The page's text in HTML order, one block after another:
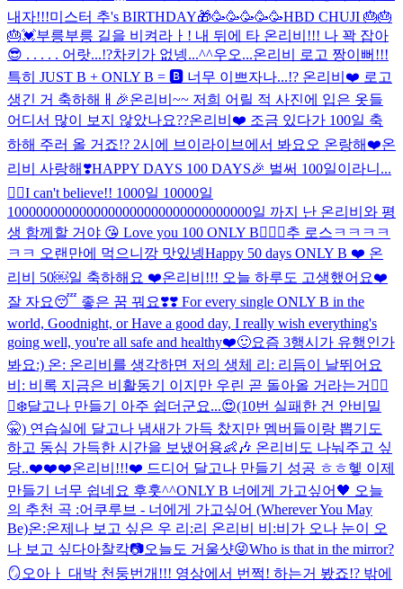
내자!!!미스터 추's BIRTHDAY🎁🥳🥳🥳🥳🥳HBD CHUJI 🎂🎂
🎂💓부릉부릉 길을 비켜라ㅏ! 내 뒤에 타 온리비!!! 나 꽉 잡아
😎 . . . . . 어랏...!?차키가 없넹...^^우오...온리비 로고 짱이뻐!!!
특히 JUST B + ONLY B = 🅱️ 너무 이쁘자나...!? 온리비❤️ 로고
생긴 거 축하해ㅐ🎉온리비~~ 저희 어릴 적 사진에 입은 옷들
어디서 많이 보지 않았나요??온리비❤️ 조금 있다가 100일 축
하해 주러 올 거죠!? 2시에 브이라이브에서 봐요오 온랑해❤️온
리비 사랑해❣️HAPPY DAYS 100 DAYS🎉 벌써 100일이라니...
❤️‍🔥I can't believe!! 1000일 10000일
1000000000000000000000000000000000일 까지 난 온리비와 평
생 함께할 거야 😘 Love you 100 ONLY B❤️‍🔥💯추 로스ㅋㅋㅋㅋ
ㅋㅋ 오랜만에 먹으니깡 맛있넹Happy 50 days ONLY B ❤️ 온
리비 50￼일 축하해요 ❤️온리비!!! 오늘 하루도 고생했어요❤️
잘 자요😴 좋은 꿈 꿔요❣️❣️ For every single ONLY B in the
world, Goodnight, or Have a good day, I really wish everything's
going well, you're all safe and healthy❤️🙂요즘 3행시가 유행인가
봐요:) 온: 온리비를 생각하면 저의 생체 리: 리듬이 날뛰어요
비: 비록 지금은 비활동기 이지만 우린 곧 돌아올 거라는거❤️‍🔥
🐻‍❄️달고나 만들기 아주 쉽더군요...😍(10번 실패한 건 안비밀
🤫) 연습실에 달고나 냄새가 가득 찼지만 멤버들이랑 뽑기도
하고 동심 가득한 시간을 보냈어용👶🎶 온리비도 나눠주고 싶
당..❤️❤️❤️온리비!!!❤️ 드디어 달고나 만들기 성공 ㅎㅎ헿 이제
만들기 너무 쉽네요 후훗^^ONLY B 너에게 가고싶어🖤 오늘
의 추천 곡 :어쿠루브 - 너에게 가고싶어 (Wherever You May
Be)온:온제나 보고 싶은 우 리:리 온리비 비:비가 오나 눈이 오
나 보고 싶다아찰칵📷오늘도 거울샷😜Who is that in the mirror?
🪞오아ㅏ 대박 천둥번개!!! 영상에서 번쩍! 하는거 봤죠!? 밖에